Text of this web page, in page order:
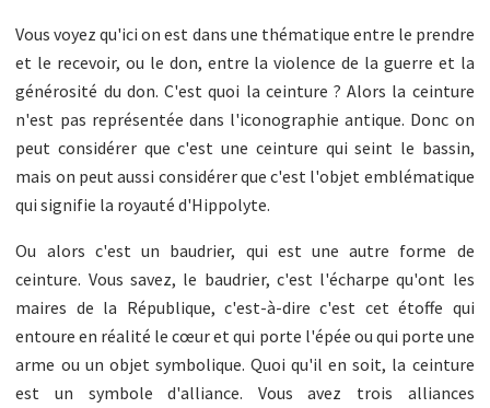
Vous voyez qu'ici on est dans une thématique entre le prendre
et le recevoir, ou le don, entre la violence de la guerre et la
générosité du don. C'est quoi la ceinture ? Alors la ceinture
n'est pas représentée dans l'iconographie antique. Donc on
peut considérer que c'est une ceinture qui seint le bassin,
mais on peut aussi considérer que c'est l'objet emblématique
qui signifie la royauté d'Hippolyte.
Ou alors c'est un baudrier, qui est une autre forme de
ceinture. Vous savez, le baudrier, c'est l'écharpe qu'ont les
maires de la République, c'est-à-dire c'est cet étoffe qui
entoure en réalité le cœur et qui porte l'épée ou qui porte une
arme ou un objet symbolique. Quoi qu'il en soit, la ceinture
est un symbole d'alliance. Vous avez trois alliances